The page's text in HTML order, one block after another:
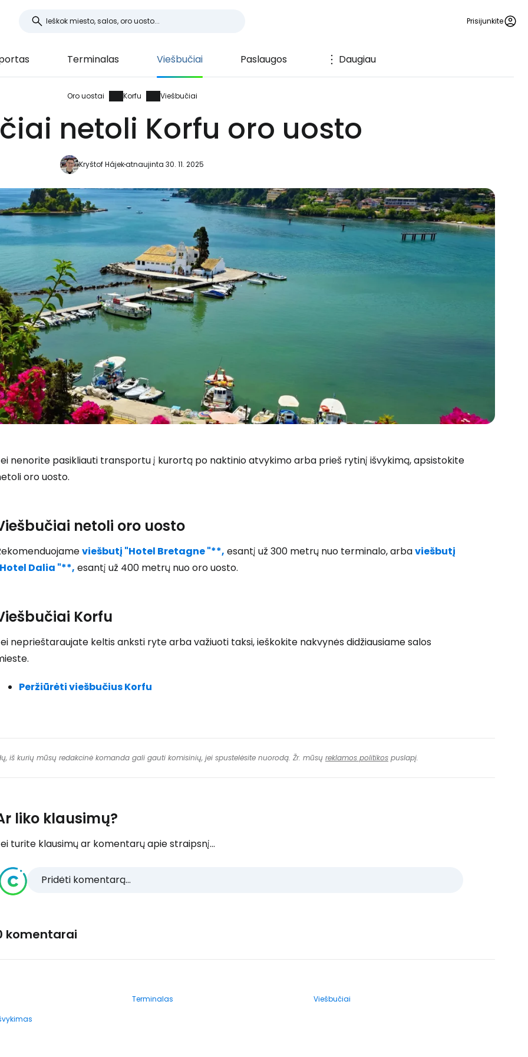
Prisijunkite
Terminalas Viešbučiai Paslaugos Daugiau
Oro uostai Korfu Viešbučiai
netoli Korfu oro uosto
Kryštof Hájekatnaujinta 30. 11. 2025
nenorite pasikliauti transportu į kurortą po naktinio atvykimo arba prieš rytinį išvykimą, apsistokite
oro uosto.
netoli oro uosto
viešbutį "Hotel Bretagne "**, esantį už 300 metrų nuo terminalo, arbaviešbutį
Dalia "**, esantį už 400 metrų nuo oro uosto.
Korfu
neprieštaraujate keltis anksti ryte arba važiuoti taksi, ieškokite nakvynės didžiausiame salos
Peržiūrėti viešbučius Korfu
iš kurių mūsų redakcinė komanda gali gauti komisinių, jei spustelėsite nuorodą. Žr. mūsų reklamos politikos puslapį.
liko klausimų?
turite klausimų ar komentarų apie straipsnį...
Pridėti komentarą...
komentarai
Terminalas
Viešbučiai
Tęsti su Facebook